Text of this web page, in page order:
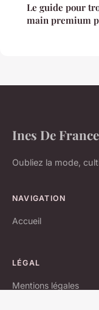
Le guide pour
main premium
Ines De France
Oubliez la mode,
NAVIGATION
Accueil
LÉGAL
Mentions légales